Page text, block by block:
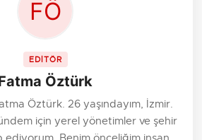
EDİTÖR
Öztürk
Öztürk. 26 yaşındayım, İzmir.
için yerel yönetimler ve şehir